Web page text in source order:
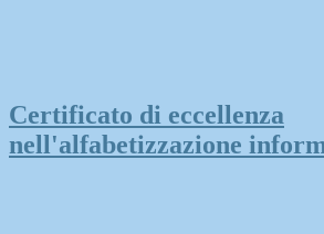
Certificato di eccellenza
nell'alfabetizzazione